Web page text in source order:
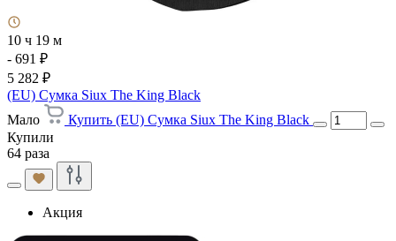
10 ч 19 м
- 691 ₽
5 282 ₽
(EU) Сумка Siux The King Black
Мало
Купить (EU) Сумка Siux The King Black
Купили
64 раза
Акция